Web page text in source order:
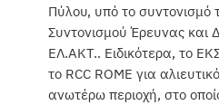
Πύλου, υπό το συντονισμό
Συντονισμού Έρευνας και
ΕΛ.ΑΚΤ.. Ειδικότερα, το
το RCC ROME για
ανωτέρω περιοχή, στο